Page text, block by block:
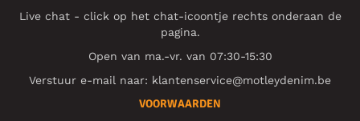
Live chat - click op het chat-icoontje rechts onderaan de
pagina.
Open van ma.-vr. van 07:30-15:30
Verstuur e-mail naar: klantenservice@motleydenim.be
VOORWAARDEN